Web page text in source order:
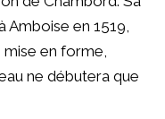
en 1519,
en forme,
ne débutera que